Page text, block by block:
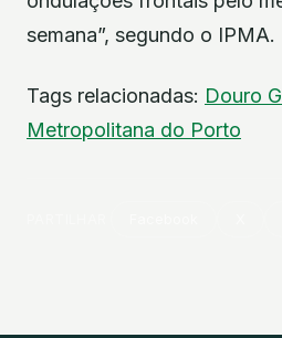
semana”, segundo o IPMA.
Tags relacionadas: Douro
Metropolitana do Porto